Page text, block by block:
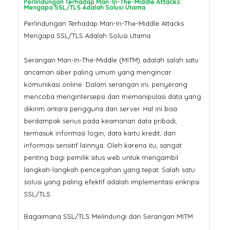
Perlindungan Terhadap Man-In-The-Middle Attacks:
Mengapa SSL/TLS Adalah Solusi Utama
Perlindungan Terhadap Man-In-The-Middle Attacks:
Mengapa SSL/TLS Adalah Solusi Utama
Serangan Man-In-The-Middle (MITM) adalah salah satu
ancaman siber paling umum yang mengincar
komunikasi online. Dalam serangan ini, penyerang
mencoba mengintersepsi dan memanipulasi data yang
dikirim antara pengguna dan server. Hal ini bisa
berdampak serius pada keamanan data pribadi,
termasuk informasi login, data kartu kredit, dan
informasi sensitif lainnya. Oleh karena itu, sangat
penting bagi pemilik situs web untuk mengambil
langkah-langkah pencegahan yang tepat. Salah satu
solusi yang paling efektif adalah implementasi enkripsi
SSL/TLS.
Bagaimana SSL/TLS Melindungi dari Serangan MITM